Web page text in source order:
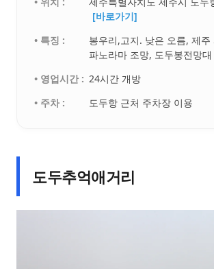
[바로가기]
• 특징 :
봉우리,고지. 낮은 오름, 제
파노라마 조망, 도두봉전망대
• 영업시간 : 24시간 개방
• 주차 :
도두항 근처 주차장 이용
도두추억애거리